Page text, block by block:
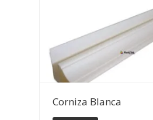
Ver Detalles
Corniza Blanca